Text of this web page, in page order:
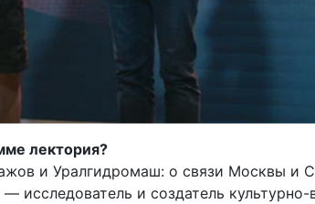
лектория?
и Уралгидромаш: о связи Москвы и
исследователь и создатель культурно-